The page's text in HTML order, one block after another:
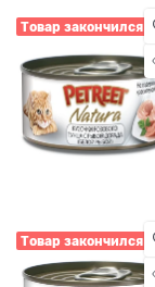
Товар закончился
Товар закончился